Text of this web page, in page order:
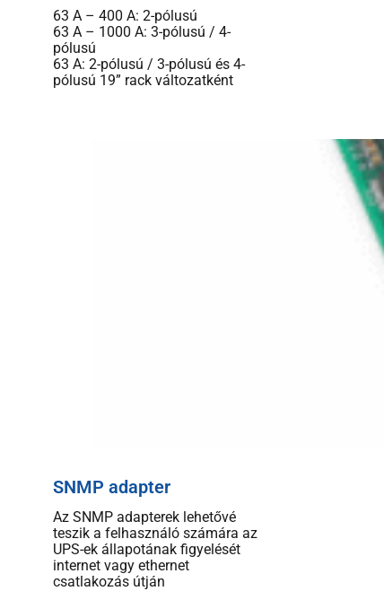
63 A – 400 A: 2-pólusú
63 A – 1000 A: 3-pólusú / 4-
pólusú
63 A: 2-pólusú / 3-pólusú és 4-
pólusú 19” rack változatként
SNMP adapter
Az SNMP adapterek lehetővé
teszik a felhasználó számára az
UPS-ek állapotának figyelését
internet vagy ethernet
csatlakozás útján